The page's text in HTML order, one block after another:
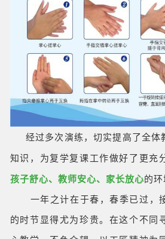
经过多次演练，切实提高了全体
知识，为复学复课工作做好了更充
孩子舒心、教师安心、家长放心的环
一年之计在于春，春季已过，
的时节显得尤为珍贵。在这个不同